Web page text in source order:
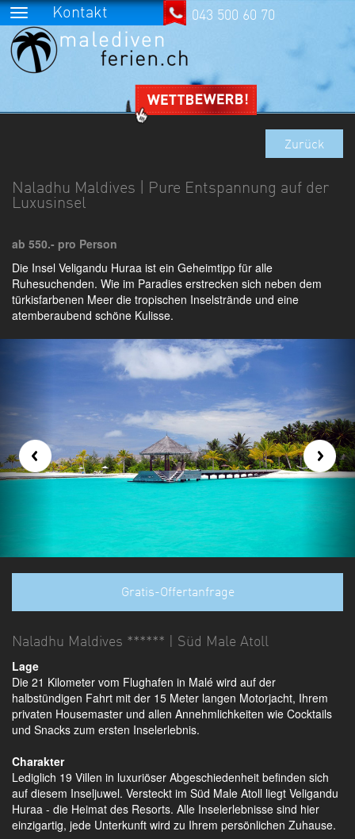
Kontakt 043 500 60 70
Zurück
Naladhu Maldives | Pure Entspannung auf der
Luxusinsel
ab 550.- pro Person
Die Insel Veligandu Huraa ist ein Geheimtipp für alle
Ruhesuchenden. Wie im Paradies erstrecken sich neben dem
türkisfarbenen Meer die tropischen Inselstrände und eine
atemberaubend schöne Kulisse.
Gratis-Offertanfrage
Naladhu Maldives ****** | Süd Male Atoll
Lage
Die 21 Kilometer vom Flughafen in Malé wird auf der
halbstündigen Fahrt mit der 15 Meter langen Motorjacht, Ihrem
privaten Housemaster und allen Annehmlichkeiten wie Cocktails
und Snacks zum ersten Inselerlebnis.
Charakter
Lediglich 19 Villen in luxuriöser Abgeschiedenheit befinden sich
auf diesem Inseljuwel. Versteckt im Süd Male Atoll liegt Veligandu
Huraa - die Heimat des Resorts. Alle Inselerlebnisse sind hier
einzigartig, jede Unterkunft wird zu Ihrem persönlichen Zuhause.